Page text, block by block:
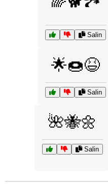
Salin
🌟🍩😆
Salin
🌺🐝🌼
Salin